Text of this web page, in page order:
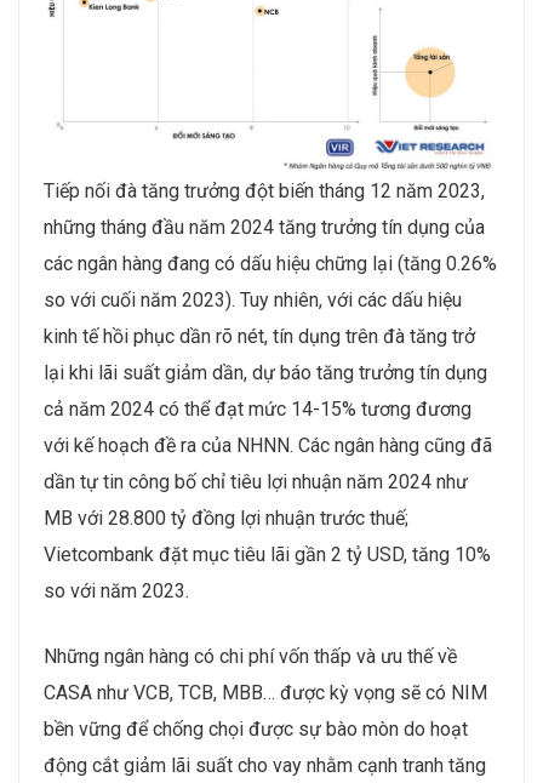
Tiếp nối đà tăng trưởng đột biến tháng 12 năm 2023,
những tháng đầu năm 2024 tăng trưởng tín dụng của
các ngân hàng đang có dấu hiệu chững lại (tăng 0.26%
so với cuối năm 2023). Tuy nhiên, với các dấu hiệu
kinh tế hồi phục dần rõ nét, tín dụng trên đà tăng trở
lại khi lãi suất giảm dần, dự báo tăng trưởng tín dụng
cả năm 2024 có thể đạt mức 14-15% tương đương
với kế hoạch đề ra của NHNN. Các ngân hàng cũng đã
dần tự tin công bố chỉ tiêu lợi nhuận năm 2024 như
MB với 28.800 tỷ đồng lợi nhuận trước thuế;
Vietcombank đặt mục tiêu lãi gần 2 tỷ USD, tăng 10%
so với năm 2023.
Những ngân hàng có chi phí vốn thấp và ưu thế về
CASA như VCB, TCB, MBB… được kỳ vọng sẽ có NIM
bền vững để chống chọi được sự bào mòn do hoạt
động cắt giảm lãi suất cho vay nhằm cạnh tranh tăng